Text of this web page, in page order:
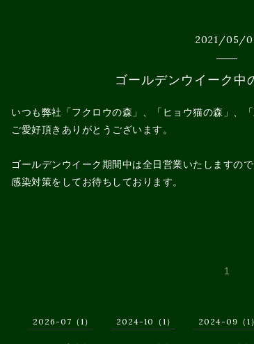
2021/05/
ゴールデンウイーク中
いつも弊社「フクロウの森」、「ヒョウ猫の森」、
ご愛好頂きありがとうございます。
ゴールデンウイーク期間中は全日営業いたしますの
感染対策をしてお待ちしております。
1
2026-07（1） 2024-10（1） 2024-09（1）